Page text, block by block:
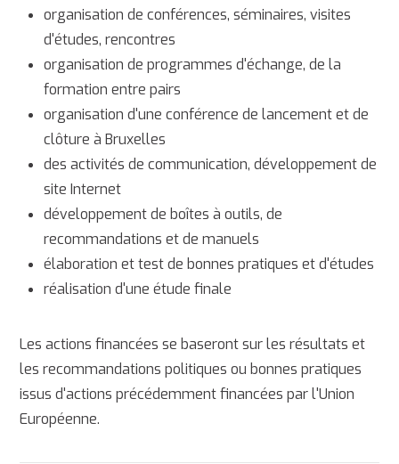
organisation de conférences, séminaires, visites
d'études, rencontres
organisation de programmes d'échange, de la
formation entre pairs
organisation d'une conférence de lancement et de
clôture à Bruxelles
des activités de communication, développement de
site Internet
développement de boîtes à outils, de
recommandations et de manuels
élaboration et test de bonnes pratiques et d'études
réalisation d'une étude finale
Les actions financées se baseront sur les résultats et
les recommandations politiques ou bonnes pratiques
issus d'actions précédemment financées par l'Union
Européenne.